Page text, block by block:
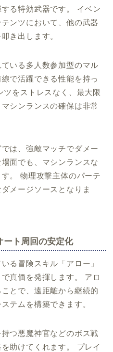
る特効武器です。 イベン
ンツにおいて、他の武器
き出します。
いる多人数参加型のマル
で活躍できる性能を持っ
ツをストレスなく、最大限
シンランスの確保は非常
は、強敵マッチでダメー
面でも、マシンランスな
。 物理攻撃主体のパーテ
メージソースとなりま
ート周回の安定化
る冒険スキル「アロー」
真価を発揮します。 アロ
とで、遠距離から継続的
テムを構築できます。
つ悪魔神官などのボス戦
助けてくれます。 プレイ